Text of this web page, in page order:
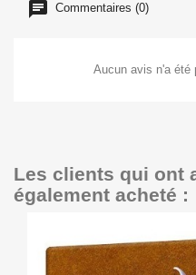
Commentaires (0)
Aucun avis n'a été
Les clients qui ont
également acheté :